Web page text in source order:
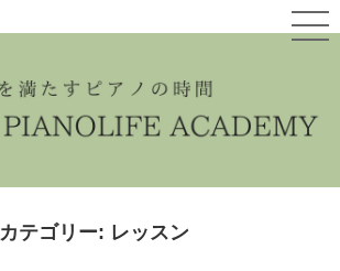
カテゴリー: レッスン